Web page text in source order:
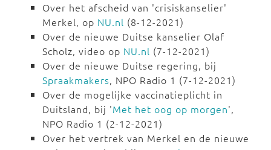
Over het afscheid van 'crisiskanselier'
Merkel, op NU.nl (8-12-2021)
Over de nieuwe Duitse kanselier Olaf
Scholz, video op NU.nl (7-12-2021)
Over de nieuwe Duitse regering, bij
Spraakmakers, NPO Radio 1 (7-12-2021)
Over de mogelijke vaccinatieplicht in
Duitsland, bij 'Met het oog op morgen',
NPO Radio 1 (2-12-2021)
Over het vertrek van Merkel en de nieuwe